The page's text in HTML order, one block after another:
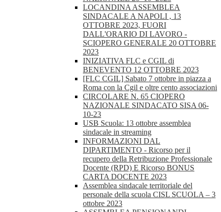
LOCANDINA ASSEMBLEA
SINDACALE A NAPOLI , 13
OTTOBRE 2023, FUORI
DALL'ORARIO DI LAVORO -
SCIOPERO GENERALE 20 OTTOBRE
2023
INIZIATIVA FLC e CGIL di
BENEVENTO 12 OTTOBRE 2023
[FLC CGIL] Sabato 7 ottobre in piazza a
Roma con la Cgil e oltre cento associazioni
CIRCOLARE N. 65 CIOPERO
NAZIONALE SINDACATO SISA 06-
10-23
USB Scuola: 13 ottobre assemblea
sindacale in streaming
INFORMAZIONI DAL
DIPARTIMENTO - Ricorso per il
recupero della Retribuzione Professionale
Docente (RPD) E Ricorso BONUS
CARTA DOCENTE 2023
Assemblea sindacale territoriale del
personale della scuola CISL SCUOLA – 3
ottobre 2023